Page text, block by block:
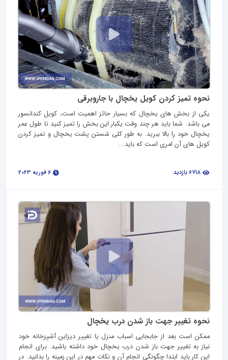
نحوه تمیز کردن کویل یخچال با جاروبرقی
یکی از بخش‌ های یخچال که بسیار حائز اهمیت است، کویل کندانسور
می‌ باشد. شما باید هر چند وقت یکبار این بخش را تمیز کنید تا طول عمر
یخچال خود را بالا ببرید. به طور کلی شستن پشت یخچال و تمیز کردن
کویل های آن امری است که باید...
نحوه تغییر جهت باز شدن درب یخچال
ممکن است بعد از جابجایی اسباب منزل یا تغییر دیزاین آشپزخانه خود
نیاز به تغییر جهت باز شدن درب یخچال خود داشته باشید. برای انجام
این کار باید ابتدا چگونگی انجام آن و نکات مهم در این زمینه را بدانید. در